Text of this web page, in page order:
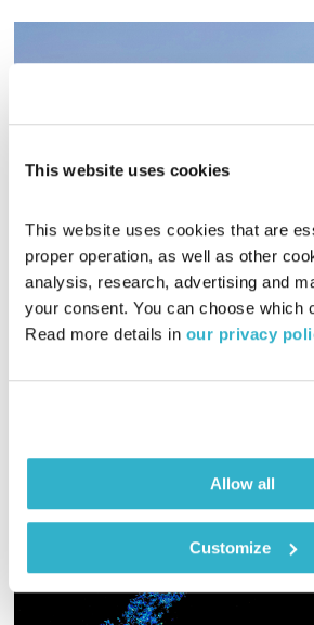
This website uses cookies
This website uses cookies that are
proper operation, as well as other
analysis, research, advertising and
your consent. You can choose which
Read more details in our privacy
Allow all
Customize
בשן